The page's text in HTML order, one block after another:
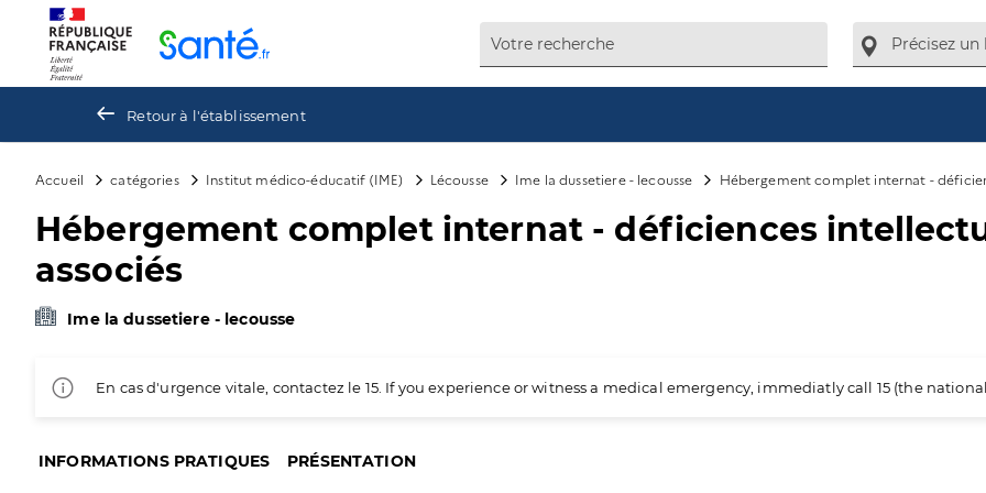
Retour à l'établissement
Accueil catégories Institut médico-éducatif (IME) Lécousse Ime la dussetiere - lecousse Hébergement complet internat -
Hébergement complet internat - déficiences
associés
Ime la dussetiere - lecousse
En cas d'urgence vitale, contactez le 15. If you experience or witness a medical emergency, immediatly call 15 (the
INFORMATIONS PRATIQUES PRÉSENTATION
Panneau de gestion des cookies